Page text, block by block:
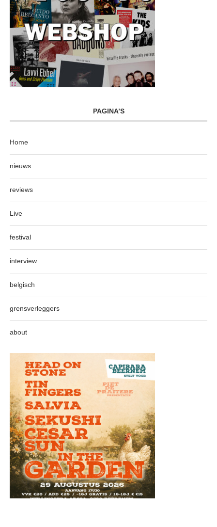
PAGINA’S
Home
nieuws
reviews
Live
festival
interview
belgisch
grensverleggers
about